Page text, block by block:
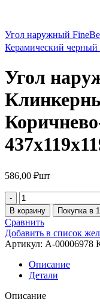
Угол наружный
Керамический черный
Угол
586,00 ₽шт
В корзину Покупка в
Сравнить
Добавить в список
Артикул: A-00006978
Описание
Детали
Описание